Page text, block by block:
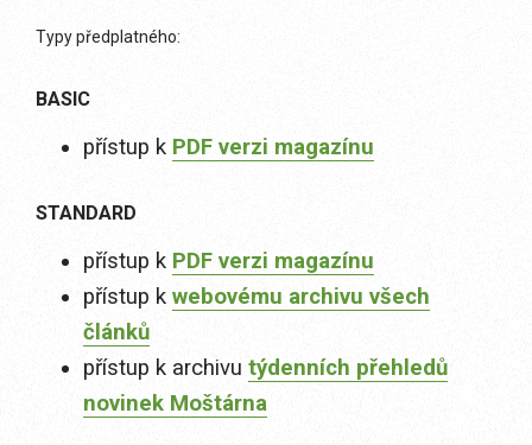
Typy předplatného:
BASIC
přístup k PDF verzi magazínu
STANDARD
přístup k PDF verzi magazínu
přístup k webovému archivu všech
článků
přístup k archivu týdenních přehledů
novinek Moštárna